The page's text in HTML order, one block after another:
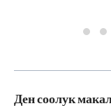
Ден соолук